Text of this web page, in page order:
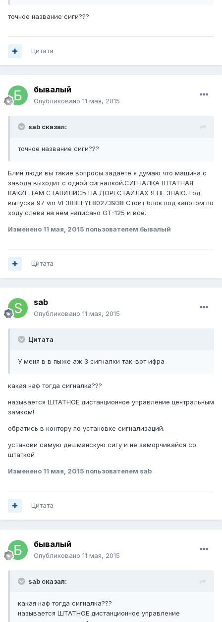
точное название сиги???
Цитата
бывалый
Опубликовано 11 мая, 2015
sab сказал:
точное название сиги???
Блин люди вы такие вопросы задаёте я думаю что машина с
завода выходит с одной сигналкой.СИГНАЛКА ШТАТНАЯ
КАКИЕ ТАМ СТАВИЛИСЬ НА ДОРЕСТАЙЛАХ Я НЕ ЗНАЮ. Год
выпуска 97 vin VF38BLFYE80273938 Стоит блок под капотом по
ходу слева на нём написано GT-125 и всё.
Изменено 11 мая, 2015 пользователем бывалый
Цитата
sab
Опубликовано 11 мая, 2015
Цитата
У меня в в пыже аж 3 сигналки так-вот ифра
какая наф тогда сигналка???
называется ШТАТНОЕ дистанционное управление центральным
замком!
обратись в контору по установке сигнализаций.
установи самую дешманскую сигу и не заморчивайся со
штаткой
Изменено 11 мая, 2015 пользователем sab
Цитата
бывалый
Опубликовано 11 мая, 2015
sab сказал:
какая наф тогда сигналка???
называется ШТАТНОЕ дистанционное управление